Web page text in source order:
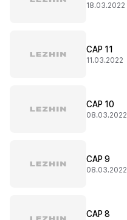
18.03.2022
CAP 11
11.03.2022
CAP 10
08.03.2022
CAP 9
08.03.2022
CAP 8